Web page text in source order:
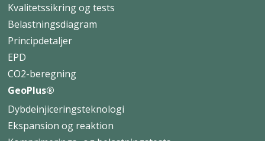
Kvalitetssikring og tests
Belastningsdiagram
Principdetaljer
EPD
CO2-beregning
GeoPlus®
Dybdeinjiceringsteknologi
Ekspansion og reaktion